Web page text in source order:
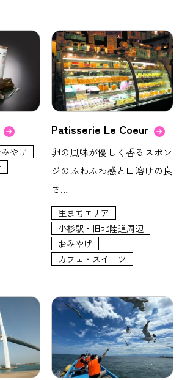
みやげ
Patisserie Le Coeur
卵の風味が優しく香るスポン
ジのふわふわ感と口溶けの良
さ…
里まちエリア
小杉駅・旧北陸道周辺
おみやげ
カフェ・スイーツ